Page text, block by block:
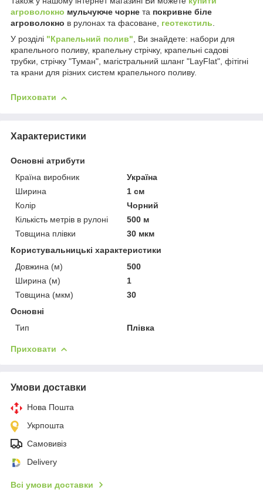
агроволокно мульчуюче чорне та покривне біле
агроволокно в рулонах та фасоване, геотекстиль.
У розділі "Крапельний полив", Ви знайдете: набори для
крапельного поливу, крапельну стрічку, крапельні садові
трубки, стрічку "Туман", магістральний шланг "LayFlat", фітігні
та крани для різних систем крапельного поливу.
Приховати
Характеристики
Основні атрибути
Країна виробник
Україна
Ширина
1 см
Колір
Чорний
Кількість метрів в рулоні
500 м
Товщина плівки
30 мкм
Користувальницькі характеристики
Довжина (м)
500
Ширина (м)
1
Товщина (мкм)
30
Основні
Тип
Плівка
Приховати
Умови доставки
Нова Пошта
Укрпошта
Самовивіз
Delivery
Всі умови доставки